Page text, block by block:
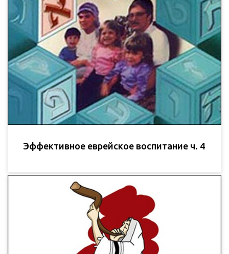
Эффективное еврейское воспитание ч. 4